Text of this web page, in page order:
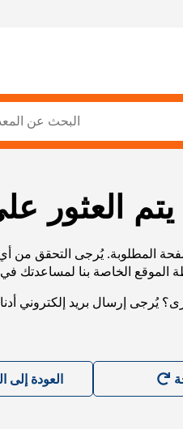
يتم العثور
المطلوبة. يُرجى التحقق من
يُرجى إرسال بريد إلكتروني
العودة إلى